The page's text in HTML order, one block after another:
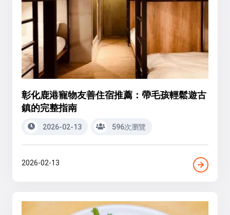
彰化鹿港寵物友善住宿推薦：帶毛孩輕鬆遊古
鎮的完整指南
2026-02-13 596次瀏覽
2026-02-13